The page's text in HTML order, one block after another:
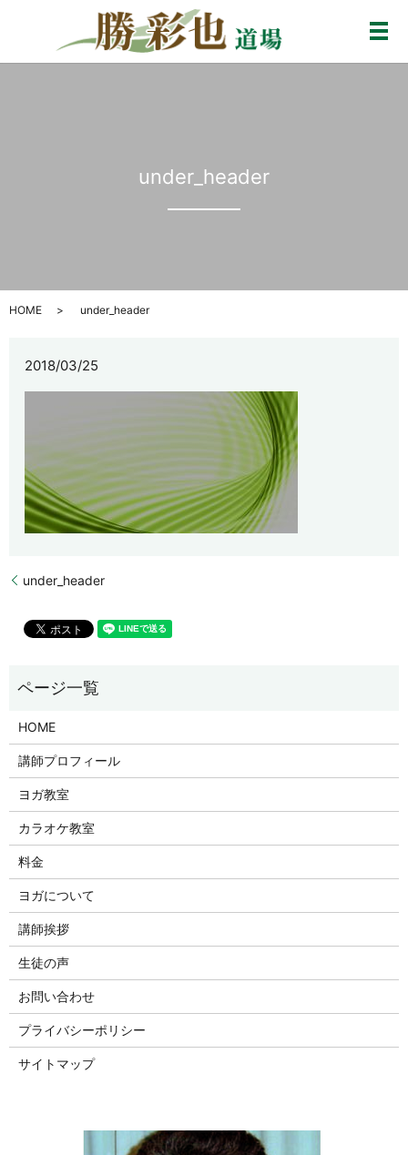
メ
under_header
HOME under_header
2018/03/25
under_header
HOME
講師プロフィール
ヨガ教室
カラオケ教室
料金
ヨガについて
講師挨拶
生徒の声
お問い合わせ
プライバシーポリシー
サイトマップ